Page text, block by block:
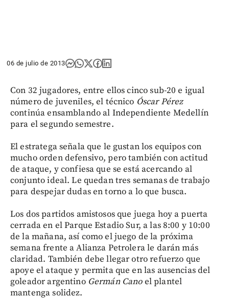
06 de julio de 2013
Con 32 jugadores, entre ellos cinco sub-20 e igual
número de juveniles, el técnico Óscar Pérez
continúa ensamblando al Independiente Medellín
para el segundo semestre.
El estratega señala que le gustan los equipos con
mucho orden defensivo, pero también con actitud
de ataque, y confiesa que se está acercando al
conjunto ideal. Le quedan tres semanas de trabajo
para despejar dudas en torno a lo que busca.
Los dos partidos amistosos que juega hoy a puerta
cerrada en el Parque Estadio Sur, a las 8:00 y 10:00
de la mañana, así como el juego de la próxima
semana frente a Alianza Petrolera le darán más
claridad. También debe llegar otro refuerzo que
apoye el ataque y permita que en las ausencias del
goleador argentino Germán Canoel plantel
mantenga solidez.